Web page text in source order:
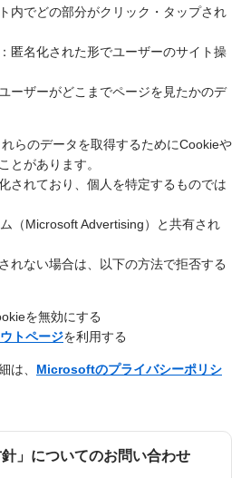
内でどの部分がクリック・タップされ
匿名化された形でユーザーのサイト操
ーザーがどこまでページを見たかのデ
らのデータを取得するためにCookieや
とがあります。
されており、個人を特定するものでは
（Microsoft Advertising）と共有され
れない場合は、以下の方法で拒否する
を無効にする
トページを利用する
は、 Microsoftのプライバシーポリシ
針」についてのお問い合わせ